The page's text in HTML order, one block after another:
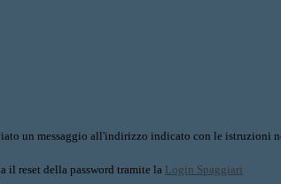
un messaggio all'indirizzo indicato con le istruzioni
il reset della password tramite la Login Spaggiari